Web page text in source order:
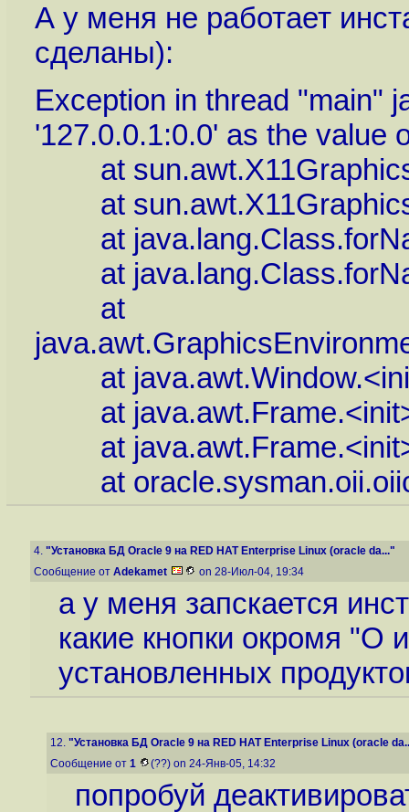
А у меня не работает
сделаны):
Exception in thread "main"
'127.0.0.1:0.0' as the value
at
at
at
at
at
at
at
at
at
4. "Установка БД Oracle 9 на RED HAT Enterprise Linux (oracle da..."
Сообщение от Adekamet on 28-Июл-04, 19:34
а у меня запскается
какие кнопки окромя "О
установленных
12. "Установка БД Oracle 9 на RED HAT Enterprise Linux (oracle
Сообщение от 1 (??) on 24-Янв-05, 14:32
попробуй